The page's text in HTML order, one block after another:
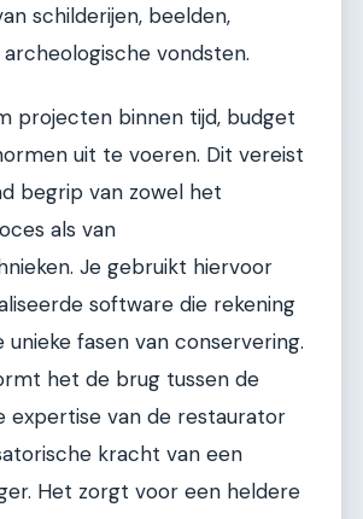
schilderijen, beelden,
vondsten.
projecten binnen tijd, budget
uit te voeren. Dit vereist
begrip van zowel het
als van
Je gebruikt hiervoor
software die rekening
fasen van conservering.
het de brug tussen de
expertise van de restaurator
kracht van een
Het zorgt voor een heldere